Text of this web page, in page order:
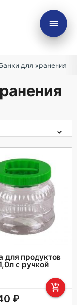
menu
Банки для хранения
для продуктов
с ручкой
add_shopping_cart
₽